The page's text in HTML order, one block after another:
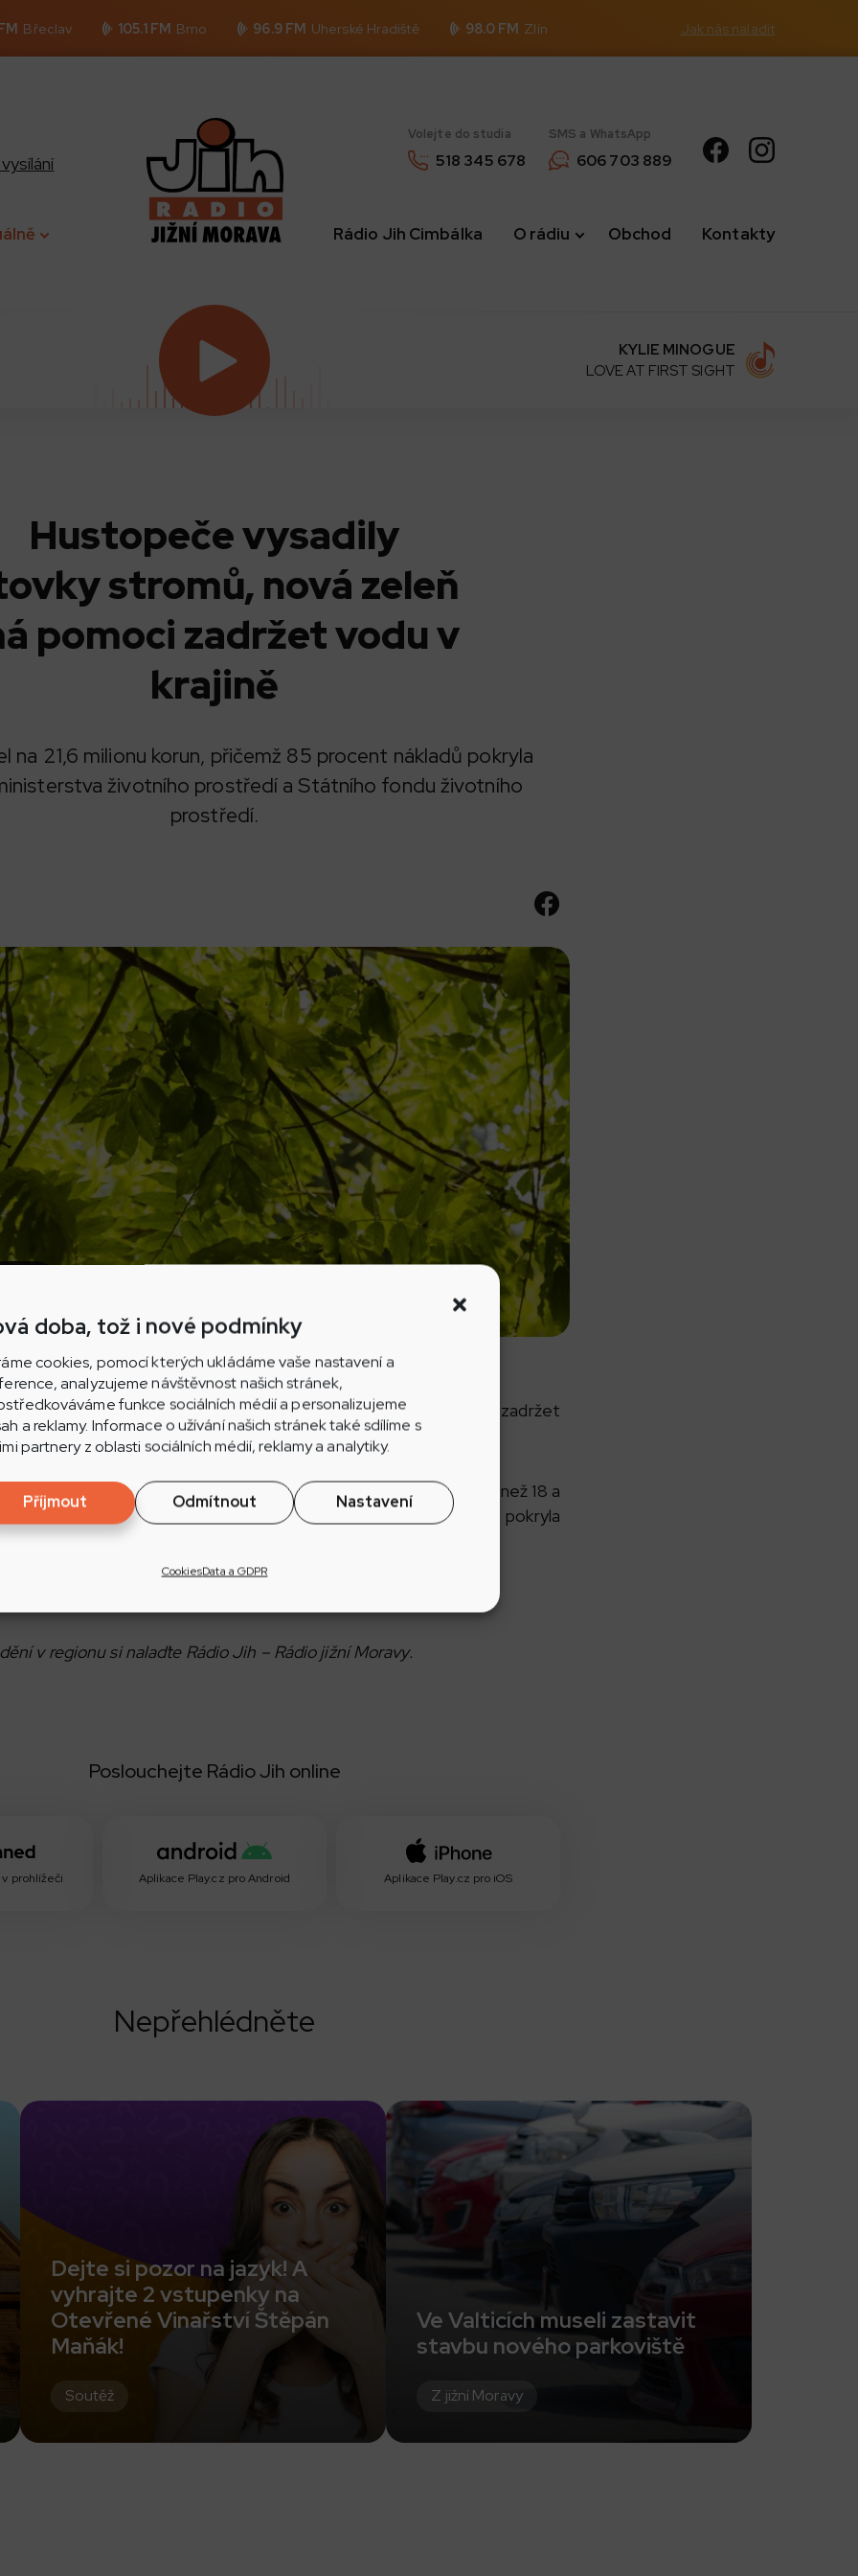
doba, tož i nové podmínky
cookies, pomocí kterých ukládáme vaše nastavení a
analyzujeme návštěvnost našich stránek,
funkce sociálních médií a personalizujeme
a reklamy. Informace o užívání našich stránek také sdílíme s
partnery z oblasti sociálních médií, reklamy a analytiky.
Příjmout Odmítnout Nastavení
CookiesData a GDPR
Břeclav 105.1 FM Brno 96.9 FM Uherské Hradiště 98.0 FM Zlín Jak nás naladit
Volejte do studia
518 345 678
SMS a WhatsApp
606 703 889
Rádio Jih Cimbálka O rádiu Obchod Kontakty
KYLIE MINOGUE
LOVE AT FIRST SIGHT
Hustopeče vysadily
stromů, nová zeleň
pomoci zadržet vodu v
krajině
na 21,6 milionu korun, přičemž 85 procent nákladů pokryla
životního prostředí a Státního fondu životního
prostředí.
foto
dokončily rozsáhlé úpravy krajiny, které mají pomoci lépe zadržet
půdy a podpořit přírodu.
vznikly travnaté pásy, nové remízky a přibylo 775 stromů i více než 18 a
vyšel na 21,6 milionu korun, přičemž 85 procent nákladů pokryla
životního prostředí a Státního fondu životního prostředí.
je také tříletá péče o nově vysazenou zeleň.
v regionu si nalaďte Rádio Jih – Rádio jižní Moravy.
Poslouchejte Rádio Jih online
prohlížeči Aplikace Play.cz pro Android Aplikace Play.cz pro iOS
Nepřehlédněte
Dejte si pozor na jazyk! A
vyhrajte 2 vstupenky na
Otevřené Vinařství Štěpán
Maňák!
Soutěž
Ve Valticích museli zastavit
stavbu nového parkoviště
Z jižní Moravy